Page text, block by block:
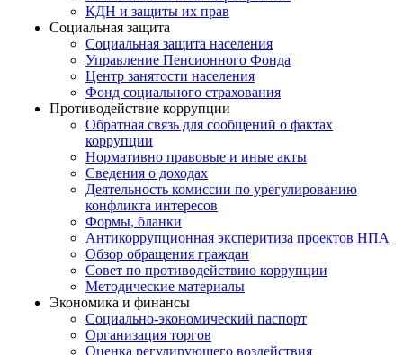
КДН и защиты их прав
Социальная защита
Социальная защита населения
Управление Пенсионного Фонда
Центр занятости населения
Фонд социального страхования
Противодействие коррупции
Обратная связь для сообщений о фактах
коррупции
Нормативно правовые и иные акты
Сведения о доходах
Деятельность комиссии по урегулированию
конфликта интересов
Формы, бланки
Антикоррупционная эксперитиза проектов НПА
Обзор обращения граждан
Совет по противодействию коррупции
Методические материалы
Экономика и финансы
Социально-экономический паспорт
Организация торгов
Оценка регулирующего воздействия